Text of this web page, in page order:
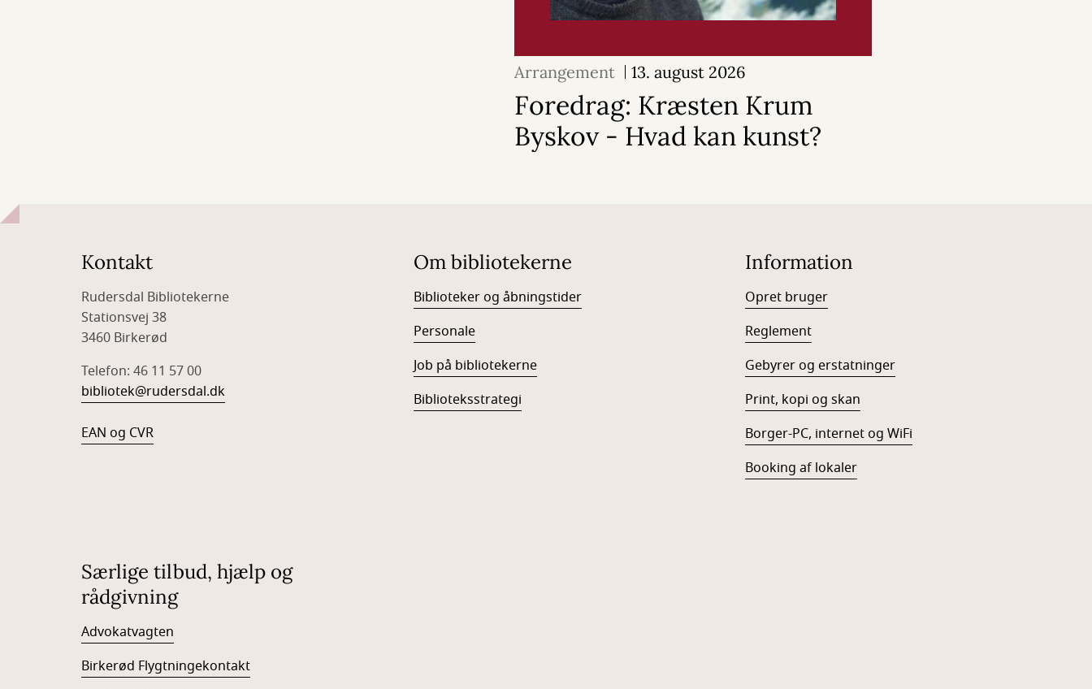
Arrangement 13. august 2026
Foredrag: Kræsten Krum
Byskov - Hvad kan kunst?
Kontakt
Rudersdal Bibliotekerne
Stationsvej 38
3460 Birkerød
Telefon: 46 11 57 00
bibliotek@rudersdal.dk
EAN og CVR
Om bibliotekerne
Biblioteker og åbningstider
Personale
Job på bibliotekerne
Biblioteksstrategi
Information
Opret bruger
Reglement
Gebyrer og erstatninger
Print, kopi og skan
Borger-PC, internet og WiFi
Booking af lokaler
Særlige tilbud, hjælp og
rådgivning
Advokatvagten
Birkerød Flygtningekontakt